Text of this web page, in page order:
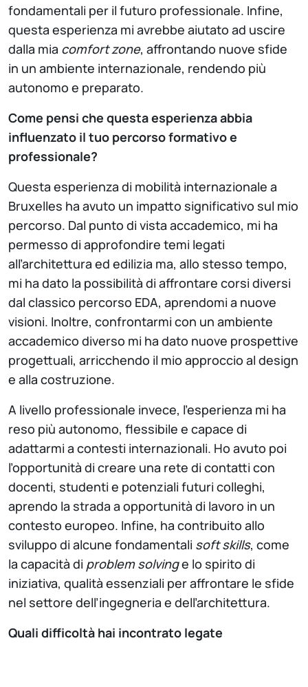
fondamentali per il futuro professionale. Infine,
questa esperienza mi avrebbe aiutato ad uscire
dalla mia comfort zone, affrontando nuove sfide
in un ambiente internazionale, rendendo più
autonomo e preparato.
Come pensi che questa esperienza abbia
influenzato il tuo percorso formativo e
professionale?
Questa esperienza di mobilità internazionale a
Bruxelles ha avuto un impatto significativo sul mio
percorso. Dal punto di vista accademico, mi ha
permesso di approfondire temi legati
all’architettura ed edilizia ma, allo stesso tempo,
mi ha dato la possibilità di affrontare corsi diversi
dal classico percorso EDA, aprendomi a nuove
visioni. Inoltre, confrontarmi con un ambiente
accademico diverso mi ha dato nuove prospettive
progettuali, arricchendo il mio approccio al design
e alla costruzione.
A livello professionale invece, l’esperienza mi ha
reso più autonomo, flessibile e capace di
adattarmi a contesti internazionali. Ho avuto poi
l’opportunità di creare una rete di contatti con
docenti, studenti e potenziali futuri colleghi,
aprendo la strada a opportunità di lavoro in un
contesto europeo. Infine, ha contribuito allo
sviluppo di alcune fondamentali soft skills, come
la capacità di problem solvinge lo spirito di
iniziativa, qualità essenziali per affrontare le sfide
nel settore dell’ingegneria e dell’architettura.
Quali difficoltà hai incontrato legate